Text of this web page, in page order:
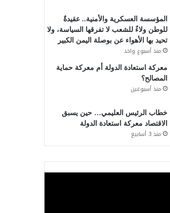
المؤسسة العسكرية والأمنية.. عقيدةٌ
للوطن ولاءٌ للشعب لا تفرقها السياسة، ولا
تحيد بها الأهواء عن بوصلة اليمن الكبير
منذ أسبوع واحد
معركة استعادة الدولة أم معركة حماية
المصالح؟
منذ أسبوعين
خطاب الرئيس العليمي… حين يسبق
الاقتصاد معركة استعادة الدولة
منذ 3 أسابيع